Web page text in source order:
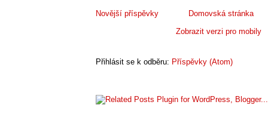
Novější příspěvky
Domovská stránka
Zobrazit verzi pro mobily
Přihlásit se k odběru: Příspěvky (Atom)